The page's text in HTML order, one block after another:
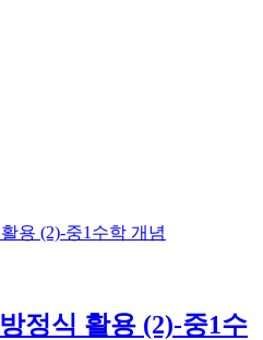
정식 활용 (2)-중1수